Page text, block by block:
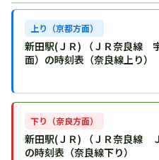
上り（京都方面）
新田駅(ＪＲ) （ＪＲ奈良線
面）の時刻表（奈良線上り）
下り（奈良方面）
新田駅(ＪＲ) （ＪＲ奈良線
の時刻表（奈良線下り）